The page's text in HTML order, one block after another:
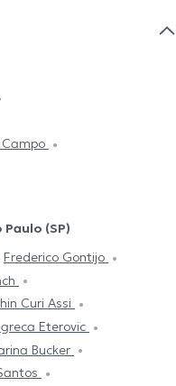
(SP)
Frederico Gontijo
Curi Assi
Eterovic
Bucker